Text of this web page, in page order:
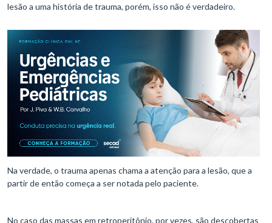
lesão a uma história de trauma, porém, isso não é verdadeiro.
Na verdade, o trauma apenas chama a atenção para a lesão, que a
partir de então começa a ser notada pelo paciente.
No caso das massas em retroperitônio, por vezes, são descobertas